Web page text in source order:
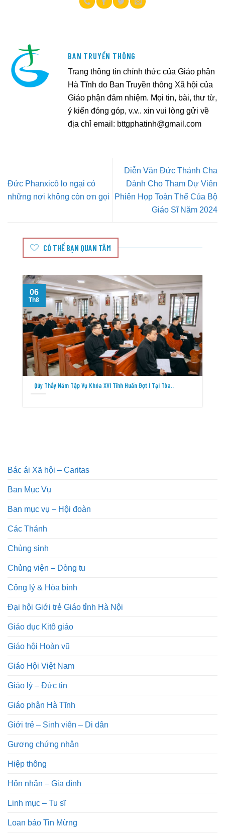
BAN TRUYỀN THÔNG
Trang thông tin chính thức của Giáo phận
Hà Tĩnh do Ban Truyền thông Xã hội của
Giáo phận đảm nhiệm. Mọi tin, bài, thư từ,
ý kiến đóng góp, v.v.. xin vui lòng gửi về
địa chỉ email: bttgphatinh@gmail.com
Đức Phanxicô lo ngại có
những nơi không còn ơn gọi
Diễn Văn Đức Thánh Cha
Dành Cho Tham Dự Viên
Phiên Họp Toàn Thể Của Bộ
Giáo Sĩ Năm 2024
CÓ THỂ BẠN QUAN TÂM
Qúy Thầy Năm Tập Vụ Khóa XVI Tĩnh Huấn Đợt I Tại Tòa..
06
Th8
Bác ái Xã hội – Caritas
Ban Mục Vụ
Ban mục vụ – Hội đoàn
Các Thánh
Chủng sinh
Chủng viện – Dòng tu
Công lý & Hòa bình
Đại hội Giới trẻ Giáo tỉnh Hà Nội
Giáo dục Kitô giáo
Giáo hội Hoàn vũ
Giáo Hội Việt Nam
Giáo lý – Đức tin
Giáo phận Hà Tĩnh
Giới trẻ – Sinh viên – Di dân
Gương chứng nhân
Hiệp thông
Hôn nhân – Gia đình
Linh mục – Tu sĩ
Loan báo Tin Mừng